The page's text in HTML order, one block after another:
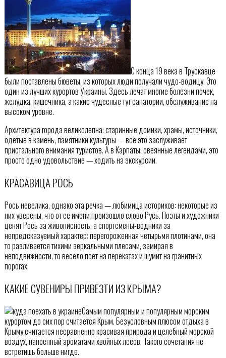
С конца 19 века в Трускавце
были поставлены бюветы, из которых люди получали чудо-водицу. Это
один из лучших курортов Украины. Здесь лечат многие болезни почек,
желудка, кишечника, а какие чудесные тут санатории, обслуживание на
высоком уровне.
Архитектура города великолепна: старинные домики, храмы, источники,
одетые в камень, памятники культуры — все это заслуживает
пристального внимания туристов. А в Карпаты, овеянные легендами, это
просто одно удовольствие — ходить на экскурсии.
КРАСАВИЦА РОСЬ
Рось невелика, однако эта речка — любимица историков: некоторые из
них уверены, что от ее имени произошло слово Русь. Поэты и художники
ценят Рось за живописность, а спортсмены-водники за
непредсказуемый характер: перегороженная четырьмя плотинами, она
то разливается тихими зеркальными плесами, замирая в
неподвижности, то весело поет на перекатах и шумит на гранитных
порогах.
КАКИЕ СУВЕНИРЫ ПРИВЕЗТИ ИЗ КРЫМА?
Самым популярным и популярным морским
курортом до сих пор считается Крым. Безусловным плюсом отдыха в
Крыму считается несравненно красивая природа и целебный морской
воздух, напоенный ароматами хвойных лесов. Такого сочетания не
встретишь больше нигде.